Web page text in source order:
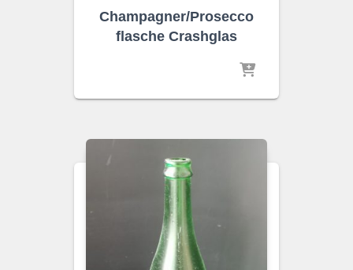
Champagner/Prosecco
flasche Crashglas